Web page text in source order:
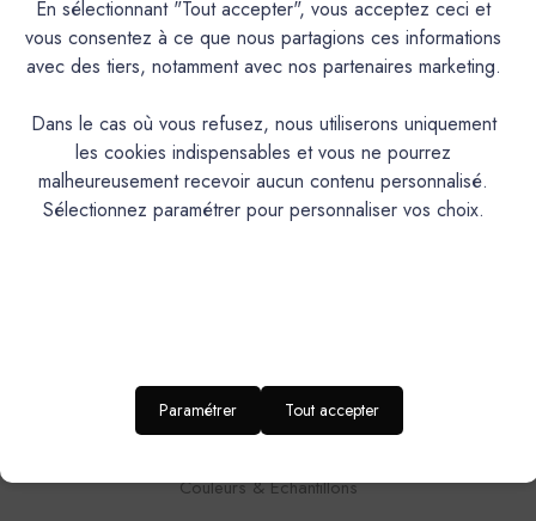
fait ils ne peuvent faire l'objet d'une reprise. Nous vous
préconisons fortement de commander nos nuanciers et
Documentation Technique
Couleurs & Échantillons
En sélectionnant "Tout accepter", vous acceptez ceci et
vous consentez à ce que nous partagions ces informations
avec des tiers, notamment avec nos partenaires marketing.
Dans le cas où vous refusez, nous utiliserons uniquement
les cookies indispensables et vous ne pourrez
malheureusement recevoir aucun contenu personnalisé.
Sélectionnez paramétrer pour personnaliser vos choix.
Paramétrer Tout accepter